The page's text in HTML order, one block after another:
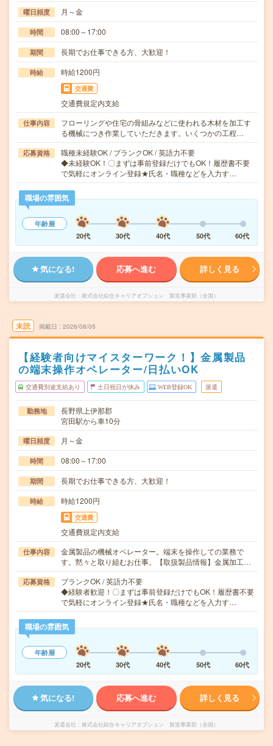
曜日頻度 月～金
時間 08:00～17:00
期間 長期でお仕事できる方、大歓迎！
時給 時給1200円
交通費
交通費規定内支給
仕事内容
フローリングや住宅の骨組みなどに使われる木材を加工す
る機械につき作業していただきます。いくつかの工程…
応募資格
職種未経験OK / ブランクOK / 英語力不要
◆未経験OK！〇まずは事前登録だけでもOK！履歴書不要
で気軽にオンライン登録★氏名・職種などを入力す…
職場の雰囲気
年齢層
20代
30代 40代 50代 60代
気になる! 応募へ進む 詳しく見る
派遣会社 株式会社綜合キャリアオプション 製造事業部（全国）
未読 掲載日 2026/08/05
【経験者向けマイスターワーク！】金属製品
の端末操作オペレーター/日払いOK
交通費別途支給あり 土日祝日が休み WEB登録OK 派遣
勤務地
長野県上伊那郡
宮田駅から車10分
曜日頻度 月～金
時間 08:00～17:00
期間 長期でお仕事できる方、大歓迎！
時給 時給1200円
交通費
交通費規定内支給
仕事内容
金属製品の機械オペレーター。端末を操作しての業務で
す。黙々と取り組むお仕事。【取扱製品情報】金属加工…
応募資格
ブランクOK / 英語力不要
◆経験者歓迎！〇まずは事前登録だけでもOK！履歴書不要
で気軽にオンライン登録★氏名・職種などを入力す…
職場の雰囲気
年齢層
20代
30代 40代 50代 60代
気になる! 応募へ進む 詳しく見る
派遣会社 株式会社綜合キャリアオプション 製造事業部（全国）